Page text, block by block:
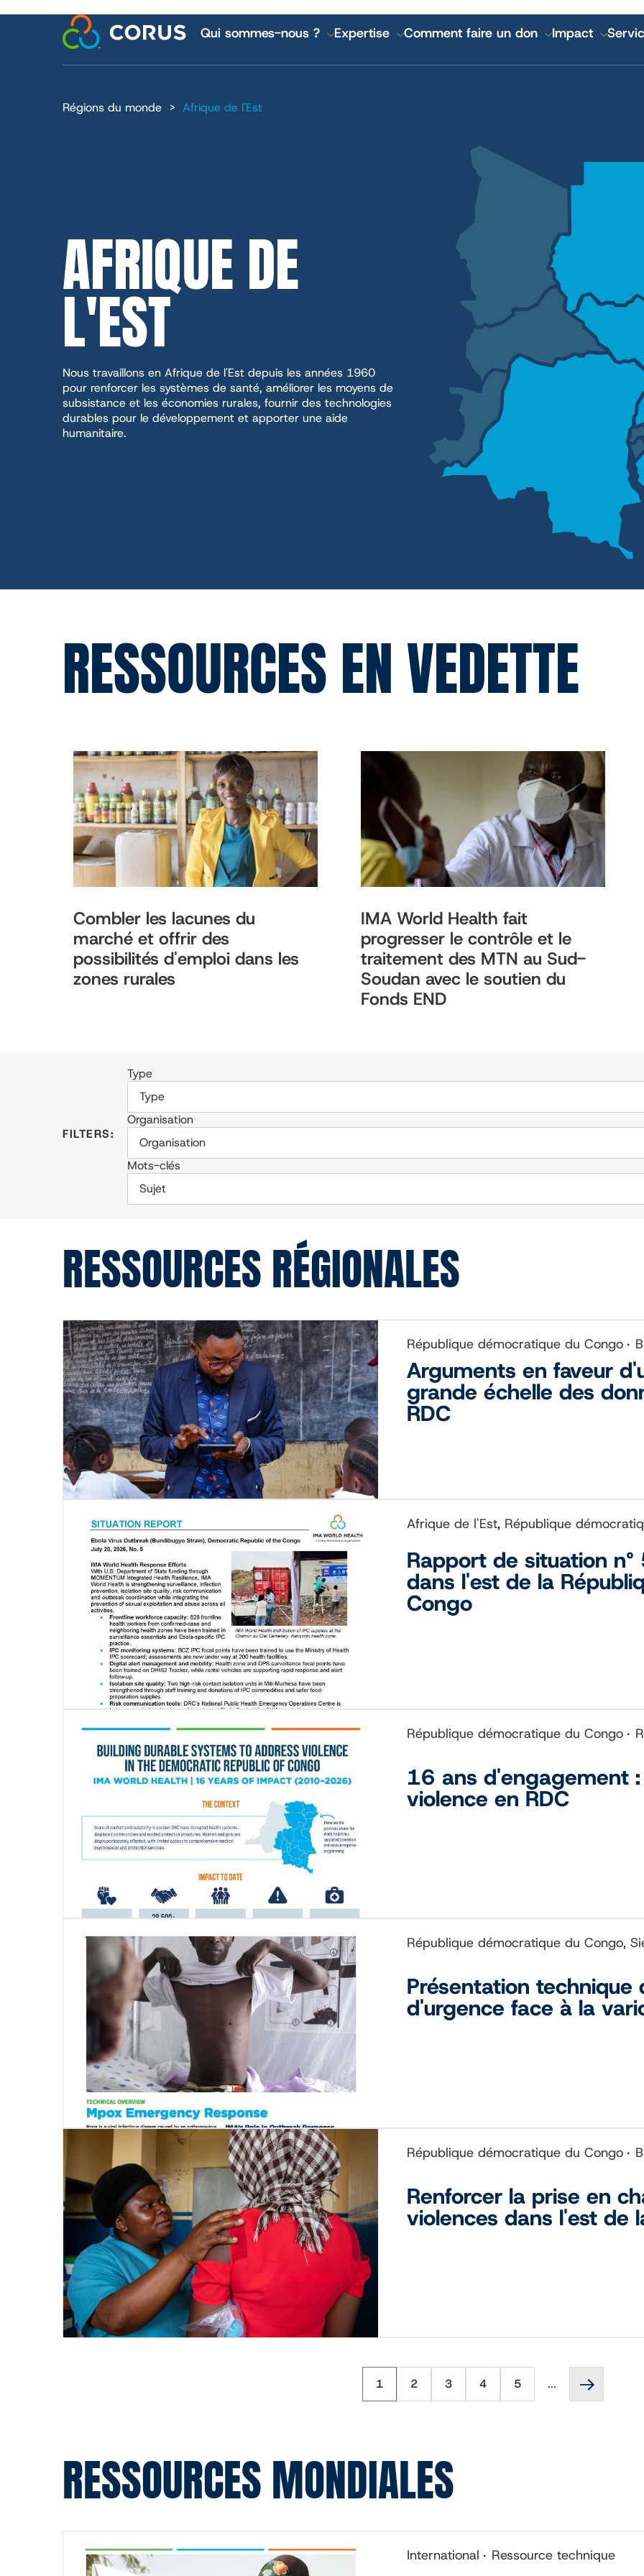
NAVIGATION
PRINCIPALE
Qui sommes-nous ?
Rapports financiers et rapports annuels
CGA Technologies
Investissement de
Cadasta
Expertise Comment faire un don Impact
Régions du monde Afrique de l'Est
AFRIQUE DE
L'EST
Nous travaillons en Afrique de l'Est depuis les années 1960
pour renforcer les systèmes de santé, améliorer les moyens de
subsistance et les économies rurales, fournir des technologies
durables pour le développement et apporter une aide
humanitaire.
RESSOURCES EN VEDETTE
Combler les lacunes du
marché et offrir des
possibilités d'emploi dans les
zones rurales
IMA World Health fait
progresser le contrôle et le
traitement des MTN au Sud-
Soudan avec le soutien du
Fonds END
Type
Type
Organisation
Organisation
Mots-clés
Sujet
RESSOURCES RÉGIONALES
République démocratique du Congo
Arguments en faveur
grande échelle des
RDC
Afrique de l'Est, République
Rapport de situation n°
dans l'est de la
Congo
République démocratique du Congo
16 ans d'engagement
violence en RDC
République démocratique du Congo,
Présentation technique
d'urgence face à la
République démocratique du Congo
Renforcer la prise en
violences dans l'est de
Page
1
Page
2
Page
3
Page
4
Page
5 ...
suivante
RESSOURCES MONDIALES
International Ressource technique